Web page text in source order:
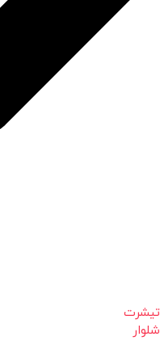
تیشرت
شلوار